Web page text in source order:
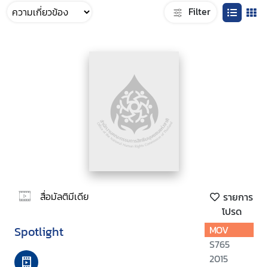
Filter
สื่อมัลติมีเดีย
รายการ
โปรด
Spotlight
MOV
S765
2015